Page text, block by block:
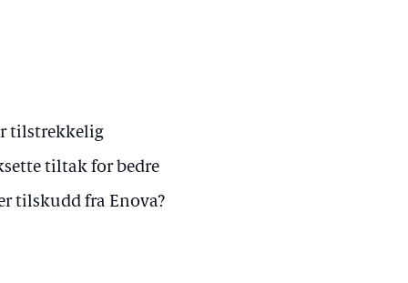
tilstrekkelig
tiltak for bedre
tilskudd fra Enova?